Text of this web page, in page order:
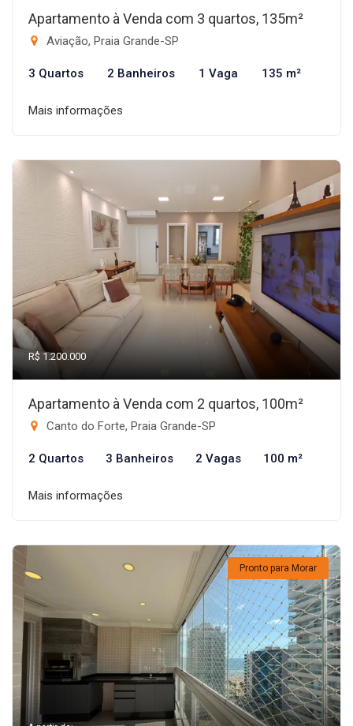
Apartamento à Venda com 3 quartos, 135m²
Aviação, Praia Grande-SP
3 Quartos 2 Banheiros 1 Vaga 135 m²
Mais informações
R$ 1.200.000
Apartamento à Venda com 2 quartos, 100m²
Canto do Forte, Praia Grande-SP
2 Quartos 3 Banheiros 2 Vagas 100 m²
Mais informações
Pronto para Morar